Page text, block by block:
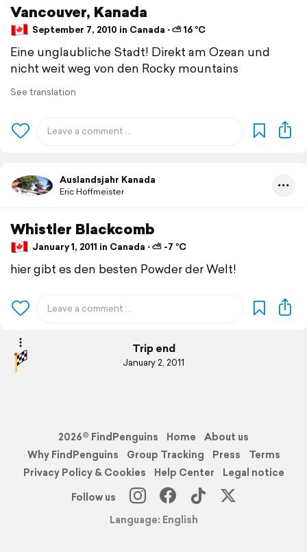
Vancouver, Kanada
September 7, 2010 in Canada ⋅ ⛅ 16 °C
Eine unglaubliche Stadt! Direkt am Ozean und
nicht weit weg von den Rocky mountains
See translation
Auslandsjahr Kanada
Eric Hoffmeister
Whistler Blackcomb
January 1, 2011 in Canada ⋅ ⛅ -7 °C
hier gibt es den besten Powder der Welt!
Trip end
January 2, 2011
2026© FindPenguins Home
About us
Why FindPenguins
Group Tracking Press
Terms
Privacy Policy & Cookies
Help Center
Legal notice
Follow us
Language: English